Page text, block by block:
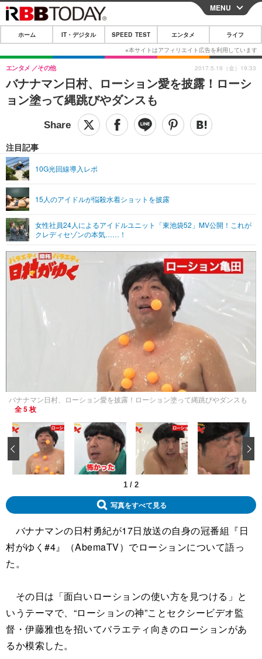
CLOSE
ホーム
IT・デジタル
IT・デジタルTOP スマートフォン
ショッピング その他
SPEED TEST
エンタメTOP 映画・ドラマ
グラビア
ショッピング その他
ライフTOP
リリース一覧
プッシュ通知の停止方法
MENU
ホーム IT・デジタル SPEED TEST エンタメ ライフ
バナナマン日村、ローション愛を披露！ローシ
ョン塗って縄跳びやダンスも
エンタメ その他
注目記事
10G光回線導入レポ
15人のアイドルが悩殺水着ショットを披露
女性社員24人によるアイドルユニット「東池袋52」MV公開！これが
クレディセゾンの本気……！
2017.5.19（金）19:33
バナナマン日村、ローション愛を披露！ローション塗って縄跳びやダンスも
全 5 枚
1 / 2
‹
写真をすべて見る
バナナマンの日村勇紀が17日放送の自身の冠番組『日
村がゆく#4』（AbemaTV）でローションについて語っ
た。
その日は「面白いローションの使い方を見つける」と
いうテーマで、“ローションの神”ことセクシービデオ監
督・伊藤雅也を招いてバラエティ向きのローションがあ
るか模索した。